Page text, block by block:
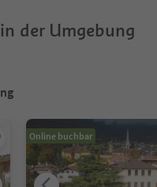
der Umgebung
Online buchbar